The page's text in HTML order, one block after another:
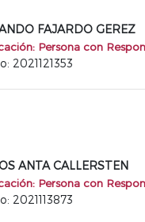
FAJARDO GEREZ
Persona con
2021121353
ANTA CALLERSTEN
Persona con
2021113873